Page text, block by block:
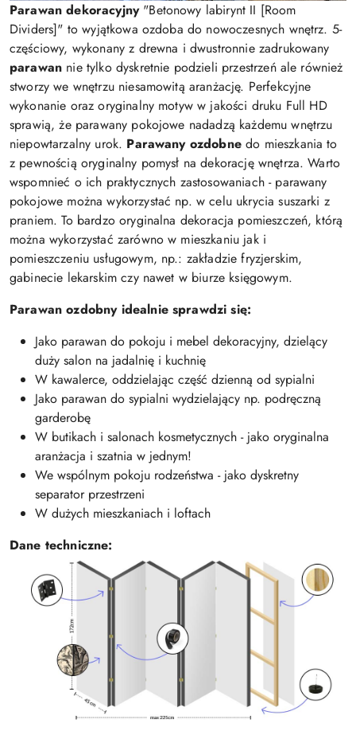
Parawan dekoracyjny"Betonowy labirynt II [Room
Dividers]" to wyjątkowa ozdoba do nowoczesnych wnętrz. 5-
częściowy, wykonany z drewna i dwustronnie zadrukowany
parawan nie tylko dyskretnie podzieli przestrzeń ale również
stworzy we wnętrzu niesamowitą aranżację. Perfekcyjne
wykonanie oraz oryginalny motyw w jakości druku Full HD
sprawią, że parawany pokojowe nadadzą każdemu wnętrzu
niepowtarzalny urok. Parawany ozdobnedo mieszkania to
z pewnością oryginalny pomysł na dekorację wnętrza. Warto
wspomnieć o ich praktycznych zastosowaniach - parawany
pokojowe można wykorzystać np. w celu ukrycia suszarki z
praniem. To bardzo oryginalna dekoracja pomieszczeń, którą
można wykorzystać zarówno w mieszkaniu jak i
pomieszczeniu usługowym, np.: zakładzie fryzjerskim,
gabinecie lekarskim czy nawet w biurze księgowym.
Parawan ozdobny idealnie sprawdzi się:
Jako parawan do pokoju i mebel dekoracyjny, dzielący
duży salon na jadalnię i kuchnię
W kawalerce, oddzielając część dzienną od sypialni
Jako parawan do sypialni wydzielający np. podręczną
garderobę
W butikach i salonach kosmetycznych - jako oryginalna
aranżacja i szatnia w jednym!
We wspólnym pokoju rodzeństwa - jako dyskretny
separator przestrzeni
W dużych mieszkaniach i loftach
Dane techniczne: